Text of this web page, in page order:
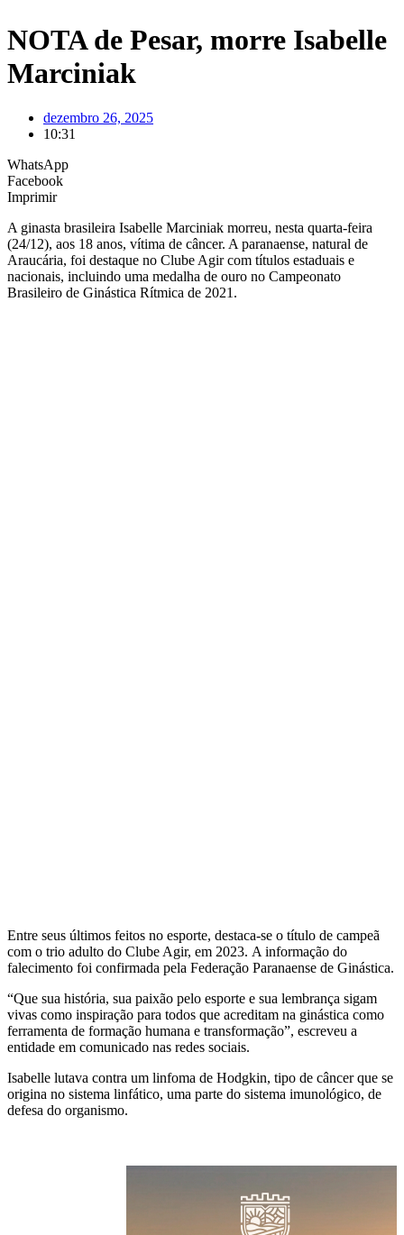
NOTA de Pesar, morre Isabelle
Marciniak
dezembro 26, 2025
10:31
WhatsApp
Facebook
Imprimir
A ginasta brasileira Isabelle Marciniak morreu, nesta quarta-feira
(24/12), aos 18 anos, vítima de câncer. A paranaense, natural de
Araucária, foi destaque no Clube Agir com títulos estaduais e
nacionais, incluindo uma medalha de ouro no Campeonato
Brasileiro de Ginástica Rítmica de 2021.
Entre seus últimos feitos no esporte, destaca-se o título de campeã
com o trio adulto do Clube Agir, em 2023. A informação do
falecimento foi confirmada pela Federação Paranaense de Ginástica.
“Que sua história, sua paixão pelo esporte e sua lembrança sigam
vivas como inspiração para todos que acreditam na ginástica como
ferramenta de formação humana e transformação”, escreveu a
entidade em comunicado nas redes sociais.
Isabelle lutava contra um linfoma de Hodgkin, tipo de câncer que se
origina no sistema linfático, uma parte do sistema imunológico, de
defesa do organismo.